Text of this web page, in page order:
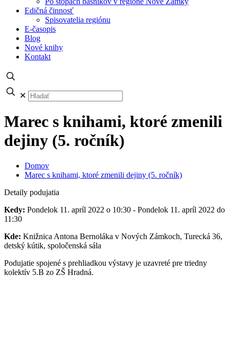
Edičná činnosť
Spisovatelia regiónu
E-časopis
Blog
Nové knihy
Kontakt
✕
Marec s knihami, ktoré zmenili
dejiny (5. ročník)
Domov
Marec s knihami, ktoré zmenili dejiny (5. ročník)
Detaily podujatia
Kedy: Pondelok 11. apríl 2022 o 10:30 - Pondelok 11. apríl 2022 do
11:30
Kde: Knižnica Antona Bernoláka v Nových Zámkoch, Turecká 36,
detský kútik, spoločenská sála
Podujatie spojené s prehliadkou výstavy je uzavreté pre triedny
kolektív 5.B zo ZŠ Hradná.